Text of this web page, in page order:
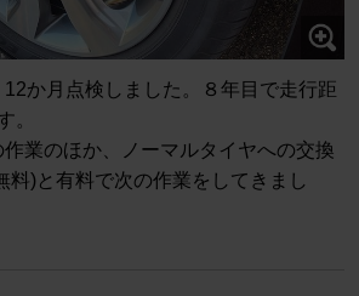
12か月点検しました。８年目で走行距
。
作業のほか、ノーマルタイヤへの交換
料)と有料で次の作業をしてきまし